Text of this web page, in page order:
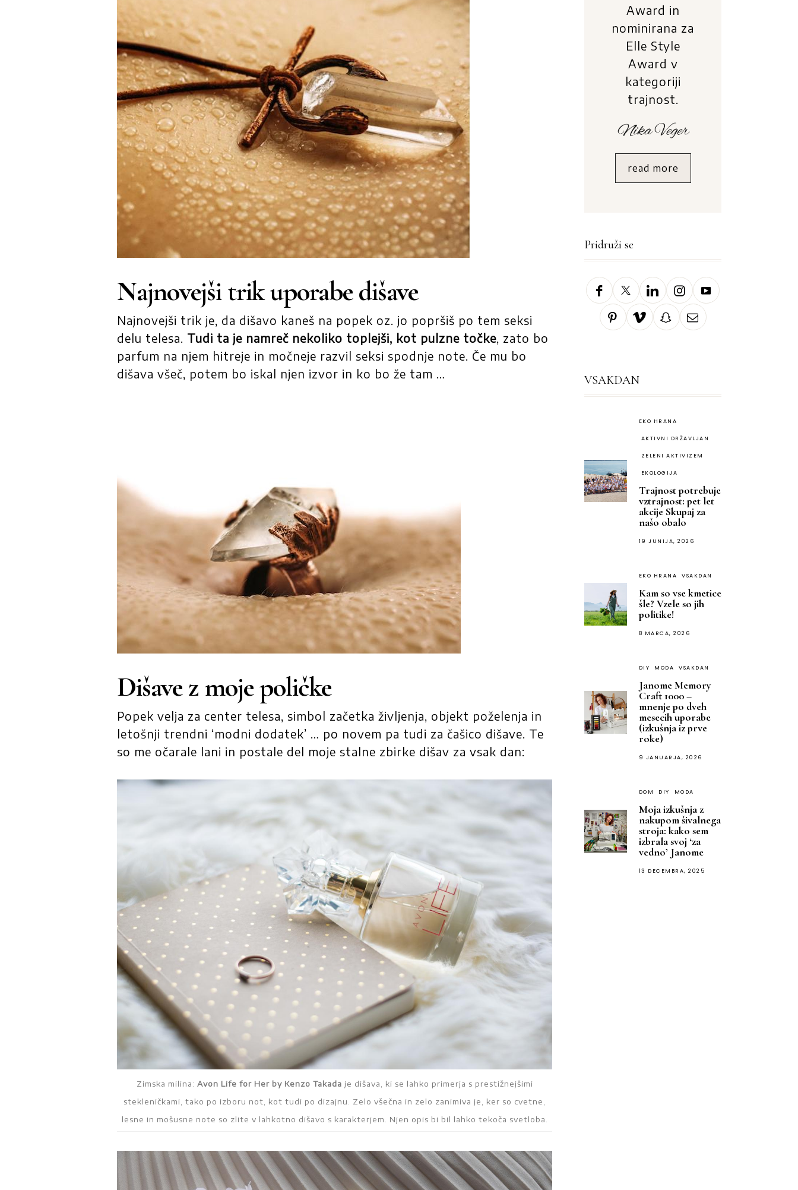
Najnovejši trik uporabe dišave
Najnovejši trik je, da dišavo kaneš na popek oz. jo popršiš po tem seksi
delu telesa. Tudi ta je namreč nekoliko toplejši, kot pulzne točke, zato bo
parfum na njem hitreje in močneje razvil seksi spodnje note. Če mu bo
dišava všeč, potem bo iskal njen izvor in ko bo že tam …
Dišave z moje poličke
Popek velja za center telesa, simbol začetka življenja, objekt poželenja in
letošnji trendni ‘modni dodatek’ … po novem pa tudi za čašico dišave. Te
so me očarale lani in postale del moje stalne zbirke dišav za vsak dan:
Zimska milina: Avon Life for Her by Kenzo Takada je dišava, ki se lahko primerja s prestižnejšimi
stekleničkami, tako po izboru not, kot tudi po dizajnu. Zelo všečna in zelo zanimiva je, ker so cvetne,
lesne in mošusne note so zlite v lahkotno dišavo s karakterjem. Njen opis bi bil lahko tekoča svetloba.
Award in
nominirana za
Elle Style
Award v
kategoriji
trajnost.
read more
Pridruži se
VSAKDAN
EKO HRANA
AKTIVNI DRŽAVLJAN
ZELENI AKTIVIZEM
EKOLOGIJA
Trajnost potrebuje
vztrajnost: pet let
akcije Skupaj za
našo obalo
19 JUNIJA, 2026
EKO HRANA VSAKDAN
Kam so vse kmetice
šle? Vzele so jih
politike!
8 MARCA, 2026
DIY MODA VSAKDAN
Janome Memory
Craft 1000 –
mnenje po dveh
mesecih uporabe
(izkušnja iz prve
roke)
9 JANUARJA, 2026
DOM DIY MODA
Moja izkušnja z
nakupom šivalnega
stroja: kako sem
izbrala svoj ‘za
vedno’ Janome
13 DECEMBRA, 2025